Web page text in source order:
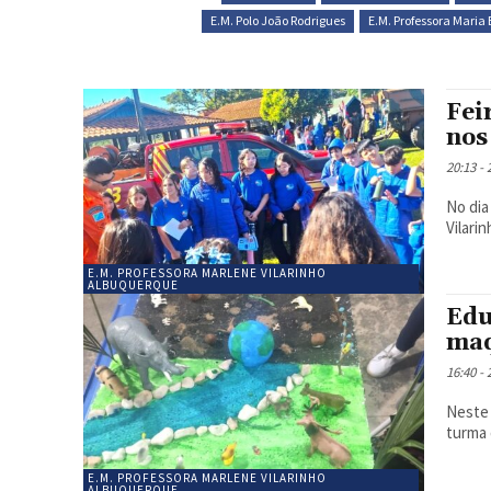
E.M. Polo João Rodrigues
E.M. Professora
E.M. PROFESSORA MARLENE VILARINHO
ALBUQUERQUE
20:13 -
No
E.M. PROFESSORA MARLENE VILARINHO
16:40 -
Neste
turma